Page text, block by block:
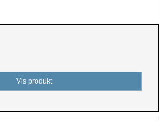
Vis produkt